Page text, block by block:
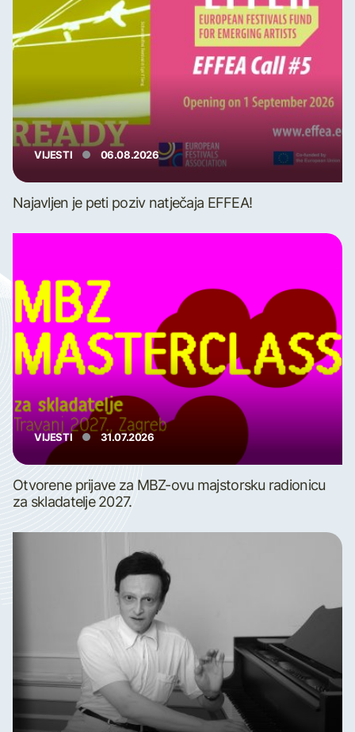
VIJESTI 06.08.2026
Najavljen je peti poziv natječaja EFFEA!
VIJESTI 31.07.2026
Otvorene prijave za MBZ-ovu majstorsku radionicu
za skladatelje 2027.